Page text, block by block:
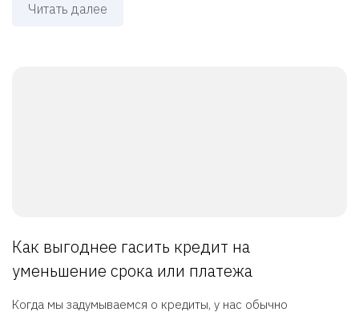
Читать далее
Как выгоднее гасить кредит на
уменьшение срока или платежа
Когда мы задумываемся о кредиты, у нас обычно